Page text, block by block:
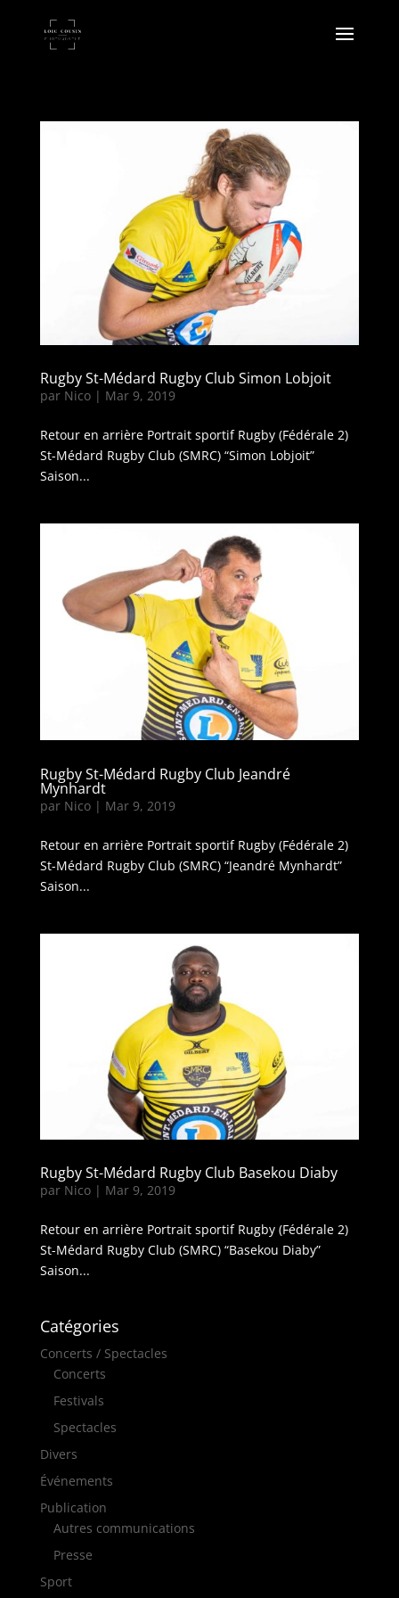
Rugby St-Médard Rugby Club Simon Lobjoit
par Nico| Mar 9, 2019
Retour en arrière Portrait sportif Rugby (Fédérale 2)
St-Médard Rugby Club (SMRC) “Simon Lobjoit”
Saison...
Rugby St-Médard Rugby Club Jeandré
Mynhardt
par Nico| Mar 9, 2019
Retour en arrière Portrait sportif Rugby (Fédérale 2)
St-Médard Rugby Club (SMRC) “Jeandré Mynhardt”
Saison...
Rugby St-Médard Rugby Club Basekou Diaby
par Nico| Mar 9, 2019
Retour en arrière Portrait sportif Rugby (Fédérale 2)
St-Médard Rugby Club (SMRC) “Basekou Diaby”
Saison...
Catégories
Concerts / Spectacles
Concerts
Festivals
Spectacles
Divers
Événements
Publication
Autres communications
Presse
Sport